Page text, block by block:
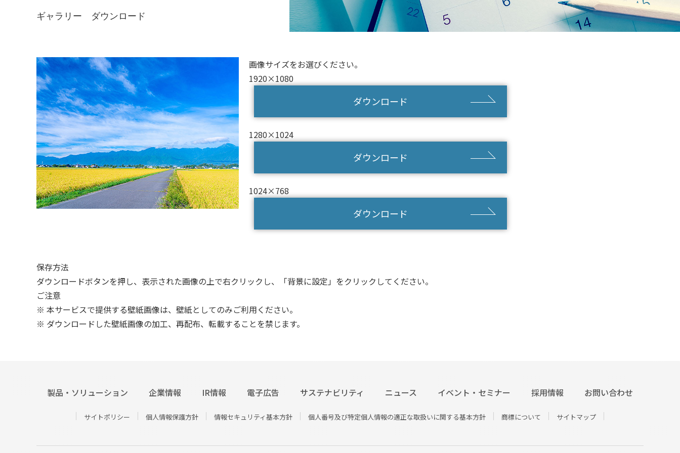
ギャラリー ダウンロード
画像サイズをお選びください。
1920×1080
ダウンロード
1280×1024
ダウンロード
1024×768
ダウンロード
保存方法
ダウンロードボタンを押し、表示された画像の上で右クリックし、「背景に設定」をクリックしてください。
ご注意
※ 本サービスで提供する壁紙画像は、壁紙としてのみご利用ください。
※ ダウンロードした壁紙画像の加工、再配布、転載することを禁じます。
製品・ソリューション 企業情報 IR情報 電子広告 サステナビリティ ニュース イベント・セミナー 採用情報 お問い合わせ
サイトポリシー 個人情報保護方針 情報セキュリティ基本方針 個人番号及び特定個人情報の適正な取扱いに関する基本方針 商標について サイトマップ